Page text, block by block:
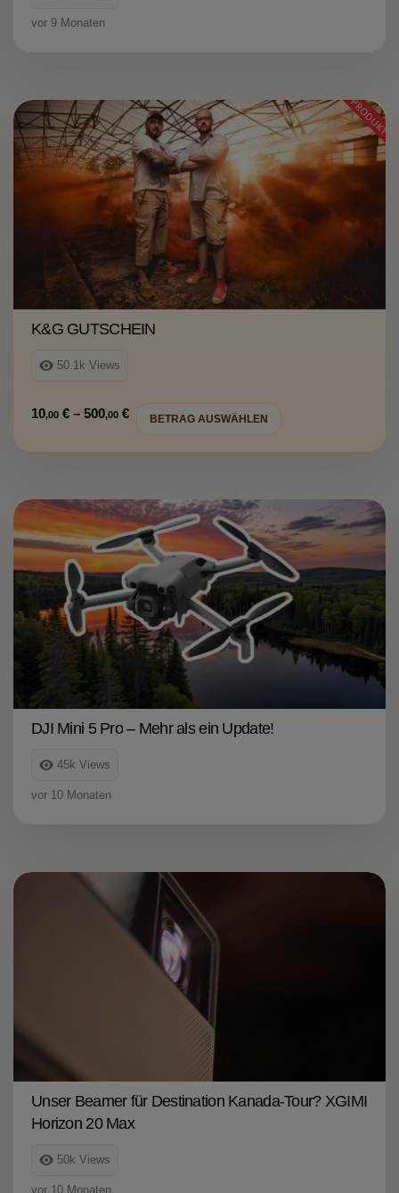
vor 9 Monaten
PRODUKT
50.1k Views
K&G GUTSCHEIN
10,00 € – 500,00 €Preisspanne:
10,00 €
BETRAG AUSWÄHLEN
45k Views
DJI Mini 5 Pro – Mehr als ein Update!
vor 10 Monaten
50k Views
Unser Beamer für Destination Kanada-Tour? XGIMI
Horizon 20 Max
vor 10 Monaten